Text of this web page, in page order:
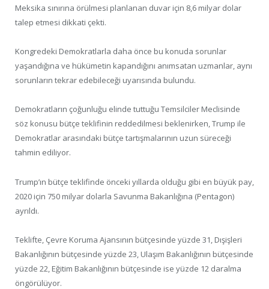
Meksika sınırına örülmesi planlanan duvar için 8,6 milyar dolar
talep etmesi dikkati çekti.
Kongredeki Demokratlarla daha önce bu konuda sorunlar
yaşandığına ve hükümetin kapandığını anımsatan uzmanlar, aynı
sorunların tekrar edebileceği uyarısında bulundu.
Demokratların çoğunluğu elinde tuttuğu Temsilciler Meclisinde
söz konusu bütçe teklifinin reddedilmesi beklenirken, Trump ile
Demokratlar arasındaki bütçe tartışmalarının uzun süreceği
tahmin ediliyor.
Trump’ın bütçe teklifinde önceki yıllarda olduğu gibi en büyük pay,
2020 için 750 milyar dolarla Savunma Bakanlığına (Pentagon)
ayrıldı.
Teklifte, Çevre Koruma Ajansının bütçesinde yüzde 31, Dışişleri
Bakanlığının bütçesinde yüzde 23, Ulaşım Bakanlığının bütçesinde
yüzde 22, Eğitim Bakanlığının bütçesinde ise yüzde 12 daralma
öngörülüyor.